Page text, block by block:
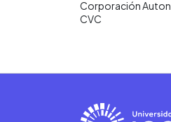
Corporación
CVC